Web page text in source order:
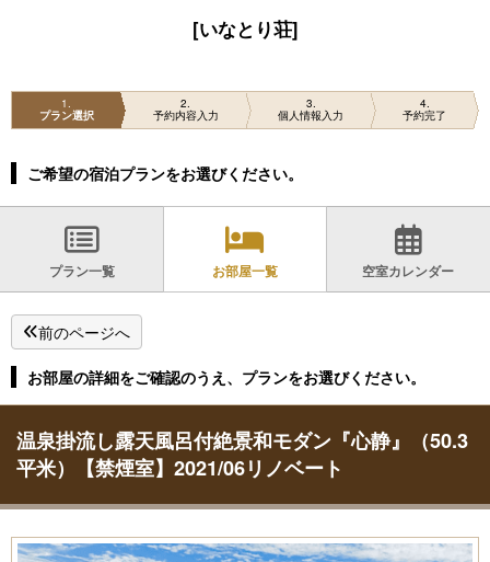
[いなとり荘]
1
プラン選択
2
予約内容入力
3
個人情報入力
4
予約完了
ご希望の宿泊プランをお選びください。
プラン一覧 お部屋一覧 空室カレンダー
前のページへ
お部屋の詳細をご確認のうえ、プランをお選びください。
温泉掛流し露天風呂付絶景和モダン『心静』（50.3
平米）【禁煙室】2021/06リノベート